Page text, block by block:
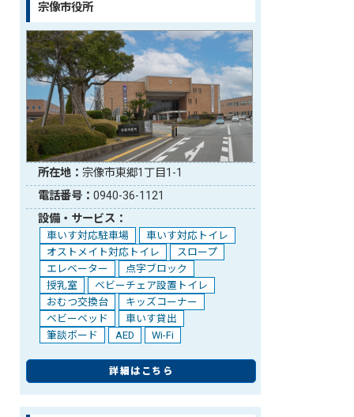
宗像市役所
所在地：宗像市東郷1丁目1-1
電話番号：0940-36-1121
設備・サービス：
車いす対応駐車場
車いす対応トイレ
オストメイト対応トイレ
スロープ
エレベーター
点字ブロック
授乳室
ベビーチェア設置トイレ
おむつ交換台
キッズコーナー
ベビーベッド
車いす貸出
筆談ボード
AED Wi-Fi
詳細はこちら